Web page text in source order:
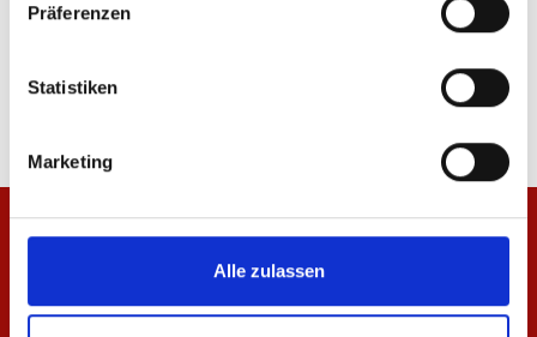
Präferenzen
Statistiken
Marketing
Alle zulassen
Zip Jacke 1905 Herren